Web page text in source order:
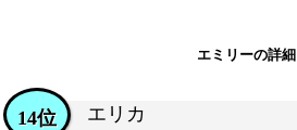
エミリーの詳
エリカ
14位